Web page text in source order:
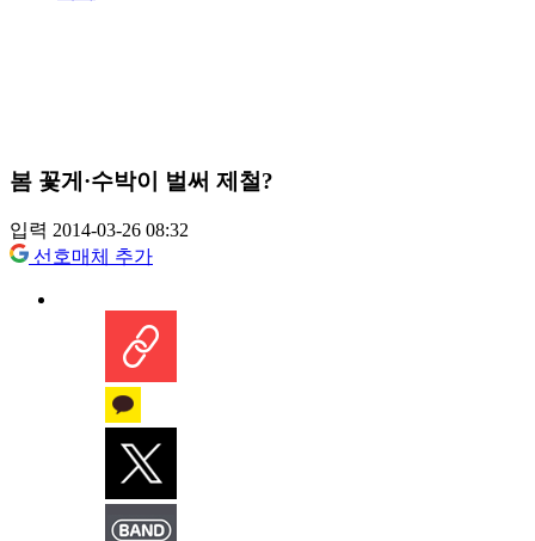
봄 꽃게·수박이 벌써 제철?
입력 2014-03-26 08:32
선호매체 추가